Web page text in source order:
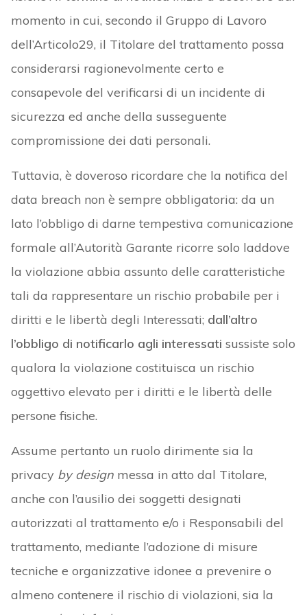
momento in cui, secondo il Gruppo di Lavoro
dell’Articolo29, il Titolare del trattamento possa
considerarsi ragionevolmente certo e
consapevole del verificarsi di un incidente di
sicurezza ed anche della susseguente
compromissione dei dati personali.
Tuttavia, è doveroso ricordare che la notifica del
data breach non è sempre obbligatoria: da un
lato l’obbligo di darne tempestiva comunicazione
formale all’Autorità Garante ricorre solo laddove
la violazione abbia assunto delle caratteristiche
tali da rappresentare un rischio probabile per i
diritti e le libertà degli Interessati; dall’altro
l’obbligo di notificarlo agli interessati sussiste solo
qualora la violazione costituisca un rischio
oggettivo elevato per i diritti e le libertà delle
persone fisiche.
Assume pertanto un ruolo dirimente sia la
privacy by designmessa in atto dal Titolare,
anche con l’ausilio dei soggetti designati
autorizzati al trattamento e/o i Responsabili del
trattamento, mediante l’adozione di misure
tecniche e organizzative idonee a prevenire o
almeno contenere il rischio di violazioni, sia la